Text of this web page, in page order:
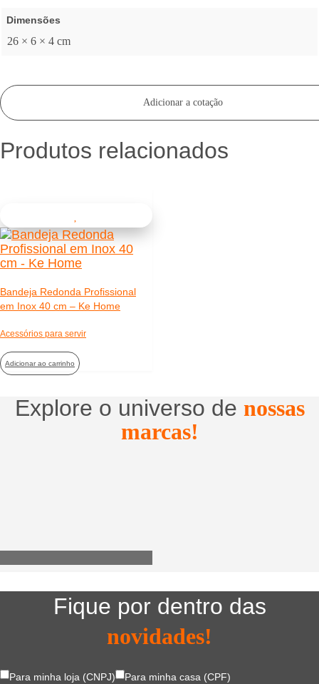
Dimensões
26 × 6 × 4 cm
Adicionar a cotação
Produtos relacionados
Bandeja Redonda Profissional
em Inox 40 cm – Ke Home
Acessórios para servir
Adicionar ao carrinho
Explore o universo de nossas
marcas!
Fique por dentro das
novidades!
Para minha loja (CNPJ) Para minha casa (CPF)